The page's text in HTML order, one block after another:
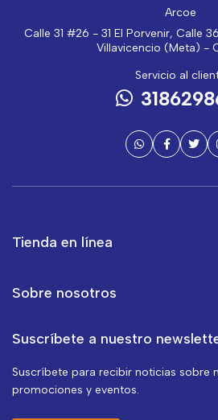
Arcoe
Calle 31 #26 - 31 El Porvenir, Calle
Villavicencio (Meta) -
Servicio al
Tienda en línea
Sobre nosotros
Suscríbete a nuestro
Suscríbete para recibir noticias sobre
promociones y eventos.